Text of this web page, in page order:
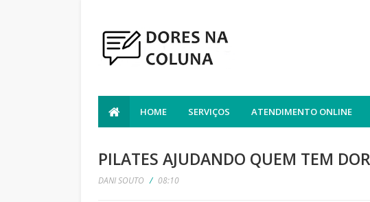
HOME SERVIÇOS ATENDIMENTO ONLINE
PILATES AJUDANDO QUEM TEM
DANI SOUTO / 08:10